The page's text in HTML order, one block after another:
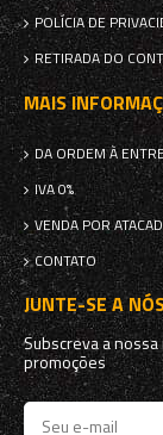
POLÍCIA DE
RETIRADA DO
MAIS
DA ORDEM À
IVA 0%
VENDA POR
CONTATO
JUNTE-SE A
Subscreva a
promoções